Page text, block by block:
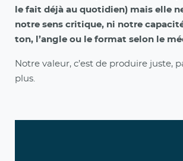
le fait déjà au quotidien) mais elle
notre sens critique, ni notre
ton, l’angle ou le format selon le
Notre valeur, c’est de produire juste,
plus.